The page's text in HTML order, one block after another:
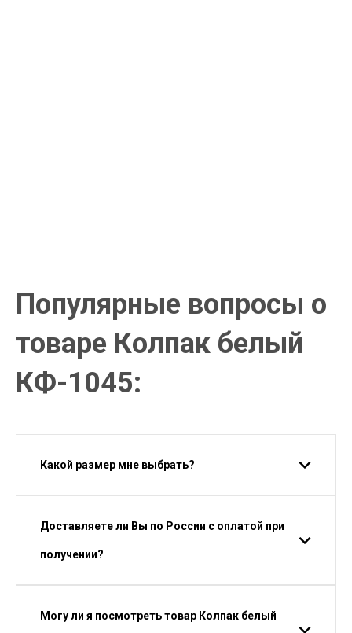
Популярные вопросы о
товаре Колпак белый
КФ-1045:
Какой размер мне выбрать?
Доставляете ли Вы по России с оплатой при
получении?
Могу ли я посмотреть товар Колпак белый